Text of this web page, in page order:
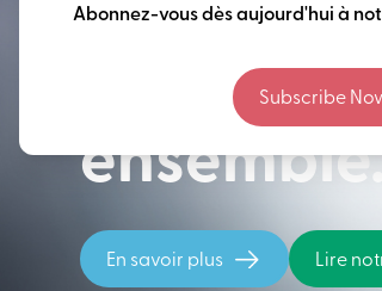
Abonnez-vous dès aujourd'hui à
Subscribe
Penser à
En savoir plus Lire